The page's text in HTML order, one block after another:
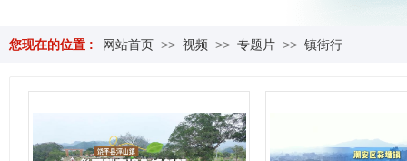
您现在的位置 : 网站首页 >> 视频 >> 专题片 >> 镇街行